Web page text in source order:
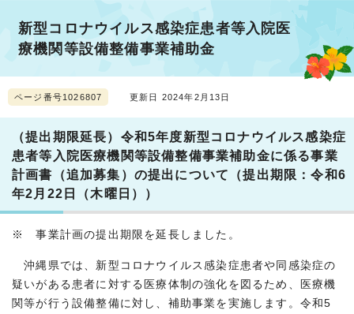
新型コロナウイルス感染症患者等入院医
療機関等設備整備事業補助金
ページ番号1026807 更新日 2024年2月13日
（提出期限延長）令和5年度新型コロナウイルス感染症
患者等入院医療機関等設備整備事業補助金に係る事業
計画書（追加募集）の提出について（提出期限：令和6
年2月22日（木曜日））
※ 事業計画の提出期限を延長しました。
沖縄県では、新型コロナウイルス感染症患者や同感染症の
疑いがある患者に対する医療体制の強化を図るため、医療機
関等が行う設備整備に対し、補助事業を実施します。令和5